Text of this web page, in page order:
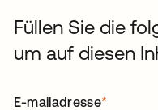
Füllen Sie die
um auf diesen
*
E-mailadresse